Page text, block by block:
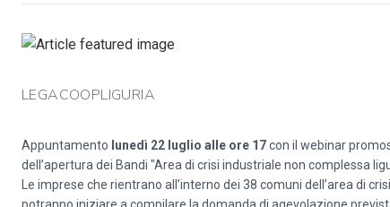
LEGACOOPLIGURIA
Appuntamento lunedì 22 luglio alle ore 17con il webinar
dell’apertura dei Bandi "Area di crisi industriale non complessa
Le imprese che rientrano all’interno dei 38 comuni dell’area di